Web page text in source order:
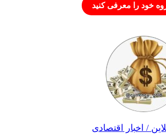
خود را معرفی کنید
/ اخبار اقتصادی